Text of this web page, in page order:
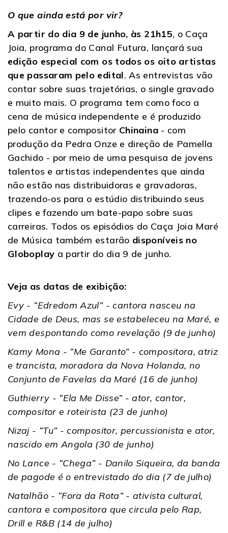
O que ainda está por vir?
A partir do dia 9 de junho, às 21h15, o Caça
Joia, programa do Canal Futura, lançará sua
edição especial com os todos os oito artistas
que passaram pelo edital. As entrevistas vão
contar sobre suas trajetórias, o single gravado
e muito mais. O programa tem como foco a
cena de música independente e é produzido
pelo cantor e compositor Chinaina- com
produção da Pedra Onze e direção de Pamella
Gachido - por meio de uma pesquisa de jovens
talentos e artistas independentes que ainda
não estão nas distribuidoras e gravadoras,
trazendo-os para o estúdio distribuindo seus
clipes e fazendo um bate-papo sobre suas
carreiras. Todos os episódios do Caça Joia Maré
de Música também estarão disponíveis no
Globoplay a partir do dia 9 de junho.
Veja as datas de exibição:
Evy - “Edredom Azul” - cantora nasceu na
Cidade de Deus, mas se estabeleceu na Maré, e
vem despontando como revelação (9 de junho)
Kamy Mona - “Me Garanto” - compositora, atriz
e trancista, moradora da Nova Holanda, no
Conjunto de Favelas da Maré (16 de junho)
Guthierry - “Ela Me Disse” - ator, cantor,
compositor e roteirista (23 de junho)
Nizaj - “Tu” - compositor, percussionista e ator,
nascido em Angola (30 de junho)
No Lance - “Chega” - Danilo Siqueira, da banda
de pagode é o entrevistado do dia (7 de julho)
Natalhão - “Fora da Rota” - ativista cultural,
cantora e compositora que circula pelo Rap,
Drill e R&B (14 de julho)